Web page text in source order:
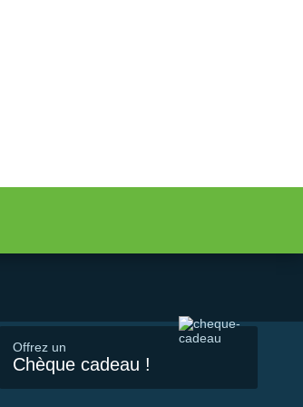
Offrez un
Chèque cadeau !